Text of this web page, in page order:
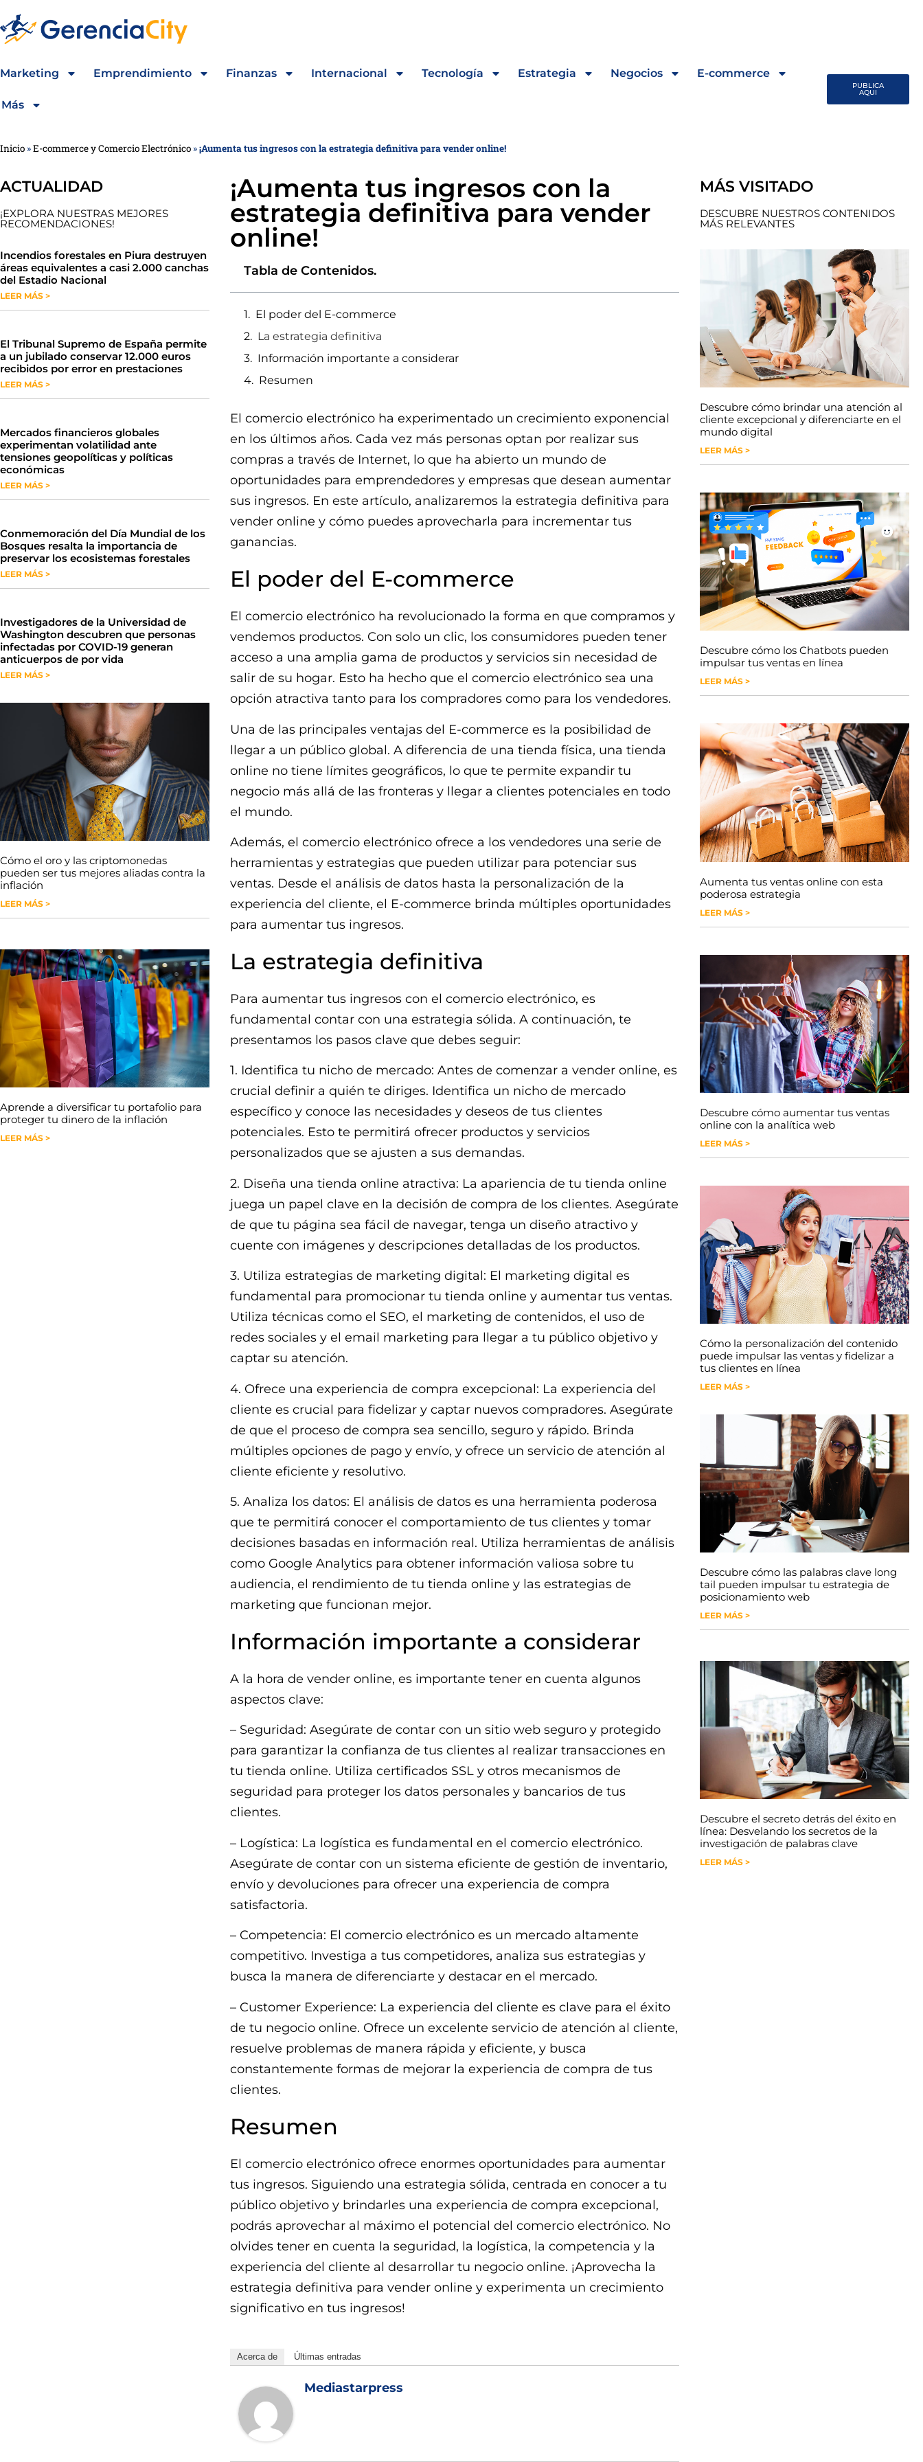
Marketing Emprendimiento Finanzas Internacional Tecnología Estrategia Negocios E-commerce
Más
PUBLICA
AQUI
Inicio »E-commerce y Comercio Electrónico »¡Aumenta tus ingresos con la estrategia definitiva para vender online!
ACTUALIDAD
¡EXPLORA NUESTRAS MEJORES
RECOMENDACIONES!
​​​​Incendios forestales en Piura destruyen
áreas equivalentes a casi 2.000 canchas
del Estadio Nacional
LEER MÁS >
​El Tribunal Supremo de España permite
a un jubilado conservar 12.000 euros
recibidos por error en prestaciones
LEER MÁS >
Mercados financieros globales
experimentan volatilidad ante
tensiones geopolíticas y políticas
económicas
LEER MÁS >
Conmemoración del Día Mundial de los
Bosques resalta la importancia de
preservar los ecosistemas forestales
LEER MÁS >
Investigadores de la Universidad de
Washington descubren que personas
infectadas por COVID-19 generan
anticuerpos de por vida
LEER MÁS >
Cómo el oro y las criptomonedas
pueden ser tus mejores aliadas contra la
inflación
LEER MÁS >
Aprende a diversificar tu portafolio para
proteger tu dinero de la inflación
LEER MÁS >
¡Aumenta tus ingresos con la
estrategia definitiva para vender
online!
Tabla de Contenidos.
El poder del E-commerce
La estrategia definitiva
Información importante a considerar
Resumen
El comercio electrónico ha experimentado un crecimiento exponencial
en los últimos años. Cada vez más personas optan por realizar sus
compras a través de Internet, lo que ha abierto un mundo de
oportunidades para emprendedores y empresas que desean aumentar
sus ingresos. En este artículo, analizaremos la estrategia definitiva para
vender online y cómo puedes aprovecharla para incrementar tus
ganancias.
El poder del E-commerce
El comercio electrónico ha revolucionado la forma en que compramos y
vendemos productos. Con solo un clic, los consumidores pueden tener
acceso a una amplia gama de productos y servicios sin necesidad de
salir de su hogar. Esto ha hecho que el comercio electrónico sea una
opción atractiva tanto para los compradores como para los vendedores.
Una de las principales ventajas del E-commerce es la posibilidad de
llegar a un público global. A diferencia de una tienda física, una tienda
online no tiene límites geográficos, lo que te permite expandir tu
negocio más allá de las fronteras y llegar a clientes potenciales en todo
el mundo.
Además, el comercio electrónico ofrece a los vendedores una serie de
herramientas y estrategias que pueden utilizar para potenciar sus
ventas. Desde el análisis de datos hasta la personalización de la
experiencia del cliente, el E-commerce brinda múltiples oportunidades
para aumentar tus ingresos.
La estrategia definitiva
Para aumentar tus ingresos con el comercio electrónico, es
fundamental contar con una estrategia sólida. A continuación, te
presentamos los pasos clave que debes seguir:
1. Identifica tu nicho de mercado: Antes de comenzar a vender online, es
crucial definir a quién te diriges. Identifica un nicho de mercado
específico y conoce las necesidades y deseos de tus clientes
potenciales. Esto te permitirá ofrecer productos y servicios
personalizados que se ajusten a sus demandas.
2. Diseña una tienda online atractiva: La apariencia de tu tienda online
juega un papel clave en la decisión de compra de los clientes. Asegúrate
de que tu página sea fácil de navegar, tenga un diseño atractivo y
cuente con imágenes y descripciones detalladas de los productos.
3. Utiliza estrategias de marketing digital: El marketing digital es
fundamental para promocionar tu tienda online y aumentar tus ventas.
Utiliza técnicas como el SEO, el marketing de contenidos, el uso de
redes sociales y el email marketing para llegar a tu público objetivo y
captar su atención.
4. Ofrece una experiencia de compra excepcional: La experiencia del
cliente es crucial para fidelizar y captar nuevos compradores. Asegúrate
de que el proceso de compra sea sencillo, seguro y rápido. Brinda
múltiples opciones de pago y envío, y ofrece un servicio de atención al
cliente eficiente y resolutivo.
5. Analiza los datos: El análisis de datos es una herramienta poderosa
que te permitirá conocer el comportamiento de tus clientes y tomar
decisiones basadas en información real. Utiliza herramientas de análisis
como Google Analytics para obtener información valiosa sobre tu
audiencia, el rendimiento de tu tienda online y las estrategias de
marketing que funcionan mejor.
Información importante a considerar
A la hora de vender online, es importante tener en cuenta algunos
aspectos clave:
– Seguridad: Asegúrate de contar con un sitio web seguro y protegido
para garantizar la confianza de tus clientes al realizar transacciones en
tu tienda online. Utiliza certificados SSL y otros mecanismos de
seguridad para proteger los datos personales y bancarios de tus
clientes.
– Logística: La logística es fundamental en el comercio electrónico.
Asegúrate de contar con un sistema eficiente de gestión de inventario,
envío y devoluciones para ofrecer una experiencia de compra
satisfactoria.
– Competencia: El comercio electrónico es un mercado altamente
competitivo. Investiga a tus competidores, analiza sus estrategias y
busca la manera de diferenciarte y destacar en el mercado.
– Customer Experience: La experiencia del cliente es clave para el éxito
de tu negocio online. Ofrece un excelente servicio de atención al cliente,
resuelve problemas de manera rápida y eficiente, y busca
constantemente formas de mejorar la experiencia de compra de tus
clientes.
Resumen
El comercio electrónico ofrece enormes oportunidades para aumentar
tus ingresos. Siguiendo una estrategia sólida, centrada en conocer a tu
público objetivo y brindarles una experiencia de compra excepcional,
podrás aprovechar al máximo el potencial del comercio electrónico. No
olvides tener en cuenta la seguridad, la logística, la competencia y la
experiencia del cliente al desarrollar tu negocio online. ¡Aprovecha la
estrategia definitiva para vender online y experimenta un crecimiento
significativo en tus ingresos!
Acerca de Últimas entradas
Mediastarpress
MÁS VISITADO
DESCUBRE NUESTROS CONTENIDOS
MÁS RELEVANTES
Descubre cómo brindar una atención al
cliente excepcional y diferenciarte en el
mundo digital
LEER MÁS >
Descubre cómo los Chatbots pueden
impulsar tus ventas en línea
LEER MÁS >
Aumenta tus ventas online con esta
poderosa estrategia
LEER MÁS >
Descubre cómo aumentar tus ventas
online con la analítica web
LEER MÁS >
Cómo la personalización del contenido
puede impulsar las ventas y fidelizar a
tus clientes en línea
LEER MÁS >
Descubre cómo las palabras clave long
tail pueden impulsar tu estrategia de
posicionamiento web
LEER MÁS >
Descubre el secreto detrás del éxito en
línea: Desvelando los secretos de la
investigación de palabras clave
LEER MÁS >